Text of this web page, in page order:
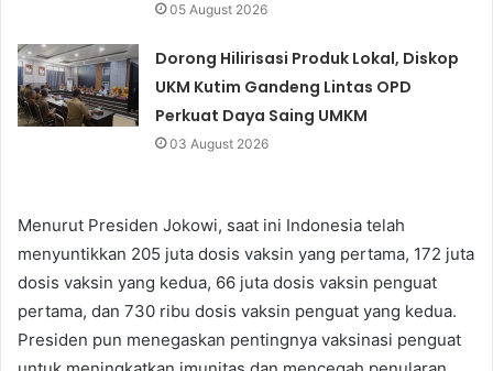
05 August 2026
Dorong Hilirisasi Produk Lokal, Diskop
UKM Kutim Gandeng Lintas OPD
Perkuat Daya Saing UMKM
03 August 2026
Menurut Presiden Jokowi, saat ini Indonesia telah
menyuntikkan 205 juta dosis vaksin yang pertama, 172 juta
dosis vaksin yang kedua, 66 juta dosis vaksin penguat
pertama, dan 730 ribu dosis vaksin penguat yang kedua.
Presiden pun menegaskan pentingnya vaksinasi penguat